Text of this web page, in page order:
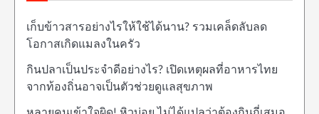
เก็บข้าวสารอย่างไรให้ใช้ได้นาน? รวมเคล็ดลับลด
โอกาสเกิดแมลงในครัว
กินปลาเป็นประจำดีอย่างไร? เปิดเหตุผลที่อาหารไทย
จากท้องถิ่นอาจเป็นตัวช่วยดูแลสุขภาพ